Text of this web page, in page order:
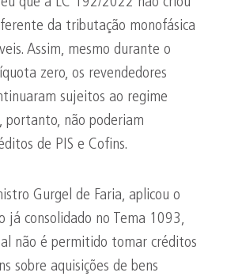
da tributação monofásica
Assim, mesmo durante o
zero, os revendedores
sujeitos ao regime
portanto, não poderiam
de PIS e Cofins.
Gurgel de Faria, aplicou o
já consolidado no Tema 1093,
não é permitido tomar créditos
sobre aquisições de bens